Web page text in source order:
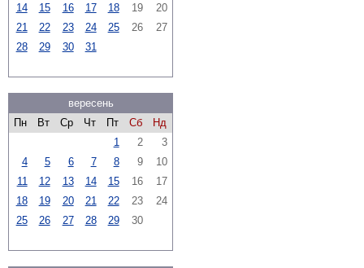
14
15 16 17 18 19
20
21
22 23 24 25 26
27
28
29 30 31
вересень
Пн
Вт Ср Чт Пт Сб
Нд
1
2
3
4
5 6 7 8 9
10
11
12 13 14 15 16
17
18
19 20 21 22 23
24
25
26 27 28 29 30